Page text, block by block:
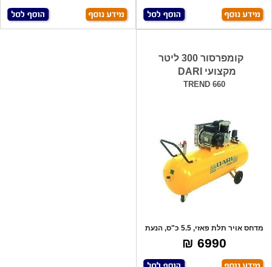
קומפרסור 300 ליטר
מקצועי DARI
TREND 660
מדחס אויר תלת פאזי, 5.5 כ"ס, הנעת
רצועה,
6990 ₪